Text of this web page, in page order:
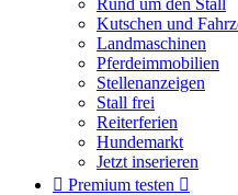
Rund um den Stall
Kutschen und
Landmaschinen
Pferdeimmobilien
Stellenanzeigen
Stall frei
Reiterferien
Hundemarkt
Jetzt inserieren
 Premium testen 